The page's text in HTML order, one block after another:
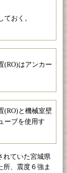
おく。
(RO)はアンカー
(RO)と機械室壁
ーブを使用す
れていた宮城県
所、震度６強ま